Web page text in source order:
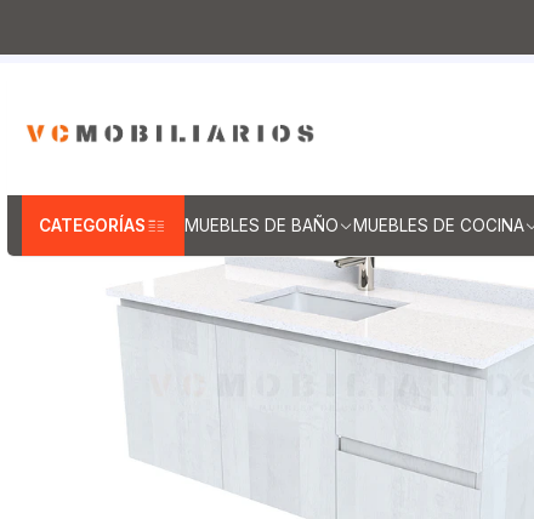
CATEGORÍAS MUEBLES DE BAÑO MUEBLES DE COCINA